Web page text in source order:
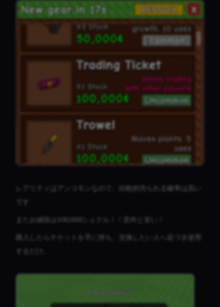
レアリティはアンコモンなので、比較的売られる確率は高い
です
またお値段は100,000シェクル！！意外と安い！
購入したらチケットを手に持ち、交換したい人へ近づき使用
するだけ。